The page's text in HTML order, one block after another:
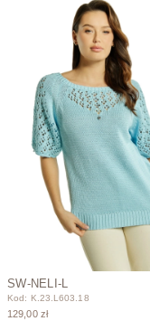
SW-NELI-L
Kod: K.23.L603.18
129,00 zł